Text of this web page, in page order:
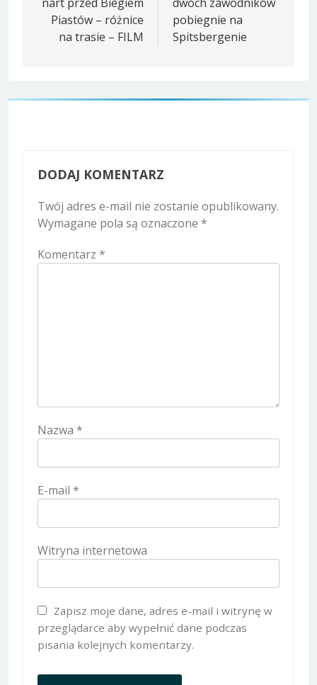
Piastów – różnice
na trasie – FILM
pobiegnie na
Spitsbergenie
DODAJ KOMENTARZ
Twój adres e-mail nie zostanie opublikowany.
Wymagane pola są oznaczone *
Komentarz *
Nazwa *
E-mail *
Witryna internetowa
Zapisz moje dane, adres e-mail i witrynę w
przeglądarce aby wypełnić dane podczas
pisania kolejnych komentarzy.